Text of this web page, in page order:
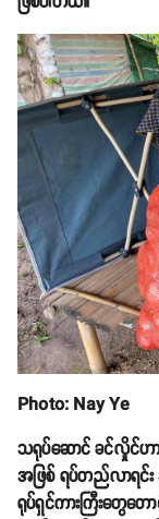
Photo: Nay Ye
သရုပ်ဆောင် ခင်လှိုင်
အဖြစ် ရပ်တည်လာရင်
ရုပ်ရှင်ကားကြီးတွေတ